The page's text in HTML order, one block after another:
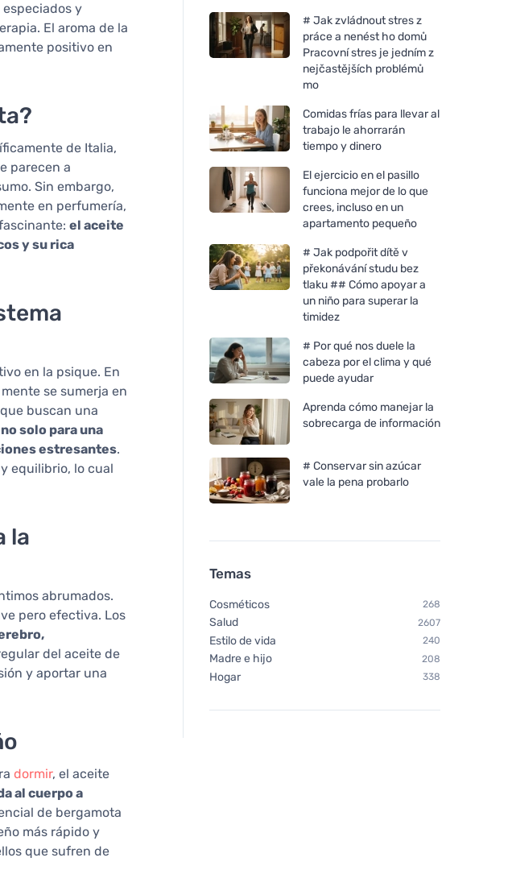
y
El aroma de la
positivo en
de Italia,
parecen a
Sin embargo,
en perfumería,
el aceite
y su rica
en la psique. En
se sumerja en
buscan una
solo para una
estresantes.
equilibrio, lo cual
la
abrumados.
pero efectiva. Los
del aceite de
y aportar una
dormir, el aceite
al cuerpo a
de bergamota
más rápido y
que sufren de
# Jak zvládnout stres z
práce a nenést ho domů
Pracovní stres je jedním z
nejčastějších problémů
mo
Comidas frías para llevar al
trabajo le ahorrarán
tiempo y dinero
El ejercicio en el pasillo
funciona mejor de lo que
crees, incluso en un
apartamento pequeño
# Jak podpořit dítě v
překonávání studu bez
tlaku ## Cómo apoyar a
un niño para superar la
timidez
# Por qué nos duele la
cabeza por el clima y qué
puede ayudar
Aprenda cómo manejar la
sobrecarga de información
# Conservar sin azúcar
vale la pena probarlo
Temas
Cosméticos 268
Salud 2607
Estilo de vida 240
Madre e hijo 208
Hogar 338